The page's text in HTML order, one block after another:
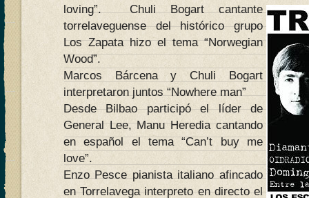
loving”.Chuli Bogart cantante
torrelaveguense del histórico grupo
Los Zapata hizo el tema “Norwegian
Wood”.
Marcos Bárcena y Chuli Bogart
interpretaron juntos “Nowhere man”
Desde Bilbao participó el líder de
General Lee, Manu Heredia cantando
en español el tema “Can’t buy me
love”.
Enzo Pesce pianista italiano afincado
en Torrelavega interpreto en directo el